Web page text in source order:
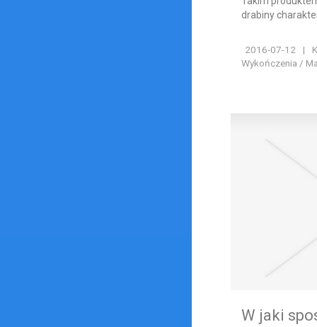
drabiny
2016-07-12 |
Wykończenia /
W jaki